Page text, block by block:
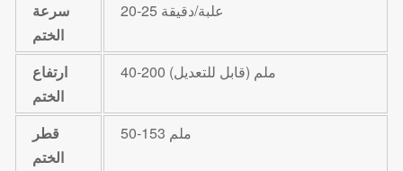
سرعة
الختم
20-25 علبة/دقيقة
ارتفاع
الختم
40-200 ملم (قابل للتعديل)
قطر
الختم
50-153 ملم